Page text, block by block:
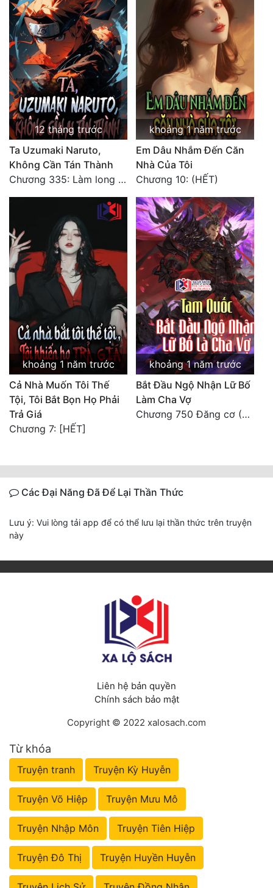
12 tháng trước
Ta Uzumaki Naruto,
Không Cần Tán Thành
Chương 335: Làm long mạch trở về, Minato không bị phong ấn ký ức (hết)
khoảng 1 năm trước
Em Dâu Nhắm Đến Căn
Nhà Của Tôi
Chương 10: (HẾT)
khoảng 1 năm trước
Cả Nhà Muốn Tôi Thế
Tội, Tôi Bắt Bọn Họ Phải
Trả Giá
Chương 7: [HẾT]
khoảng 1 năm trước
Bắt Đầu Ngộ Nhận Lữ Bố
Làm Cha Vợ
Chương 750 Đăng cơ (END)
Các Đại Năng Đã Để Lại Thần Thức
Lưu ý: Vui lòng tải app để có thể lưu lại thần thức trên truyện
này
Liên hệ bản quyền
Chính sách bảo mật
Copyright © 2022 xalosach.com
Từ khóa
Truyện tranh Truyện Kỳ Huyễn
Truyện Võ Hiệp Truyện Mưu Mô
Truyện Nhập Môn Truyện Tiên Hiệp
Truyện Đô Thị Truyện Huyền Huyễn